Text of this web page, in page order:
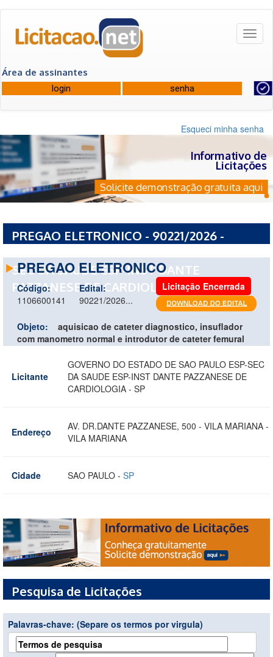
Área de assinantes
Esqueci minha senha
Informativo de
Licitações
Solicite demonstração gratuita aqui
PREGAO ELETRONICO - 90221/2026 -
SEC DA SAUDE ESP-INST DANTE
PAZZANESE DE CARDIOLOGIA - SP
PREGAO ELETRONICO
Código:
1106600141
Edital:
90221/2026...
Licitação Encerrada
Objeto:
aquisicao de cateter diagnostico, insuflador
com manometro normal e introdutor de cateter femural
Licitante
GOVERNO DO ESTADO DE SAO PAULO ESP-SEC
DA SAUDE ESP-INST DANTE PAZZANESE DE
CARDIOLOGIA - SP
Endereço
AV. DR.DANTE PAZZANESE, 500 - VILA MARIANA -
VILA MARIANA
Cidade SAO PAULO - SP
Pesquisa de Licitações
Palavras-chave: (Separe os termos por virgula)